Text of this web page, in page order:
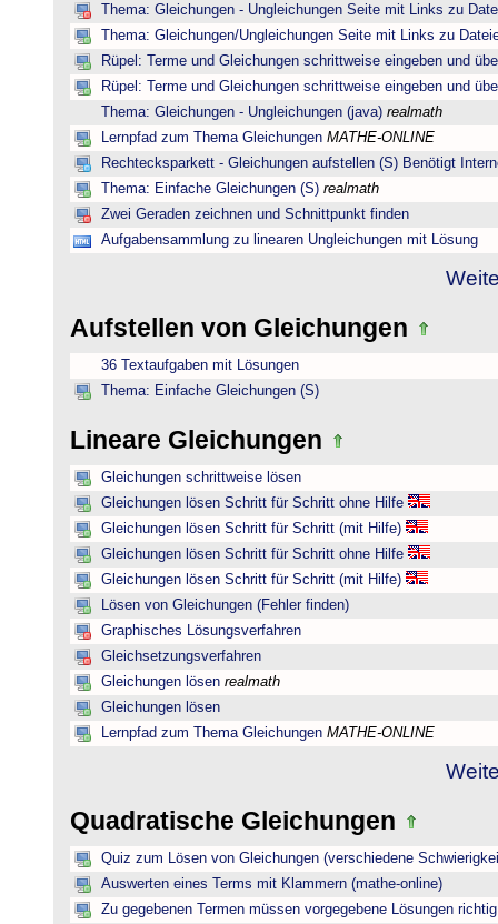
Thema: Gleichungen - Ungleichungen Seite mit Links zu
Thema: Gleichungen/Ungleichungen Seite mit Links zu
Rüpel: Terme und Gleichungen schrittweise eingeben und
Rüpel: Terme und Gleichungen schrittweise eingeben und
Thema: Gleichungen - Ungleichungen (java) realmath
Lernpfad zum Thema Gleichungen MATHE-ONLINE
Rechtecksparkett - Gleichungen aufstellen (S) Benötigt
Thema: Einfache Gleichungen (S) realmath
Zwei Geraden zeichnen und Schnittpunkt finden
Aufgabensammlung zu linearen Ungleichungen mit Lösung
Aufstellen von Gleichungen
36 Textaufgaben mit Lösungen
Thema: Einfache Gleichungen (S)
Lineare Gleichungen
Gleichungen schrittweise lösen
Gleichungen lösen Schritt für Schritt ohne Hilfe
Gleichungen lösen Schritt für Schritt (mit Hilfe)
Gleichungen lösen Schritt für Schritt ohne Hilfe
Gleichungen lösen Schritt für Schritt (mit Hilfe)
Lösen von Gleichungen (Fehler finden)
Graphisches Lösungsverfahren
Gleichsetzungsverfahren
Gleichungen lösen realmath
Gleichungen lösen
Lernpfad zum Thema Gleichungen MATHE-ONLINE
Quadratische Gleichungen
Quiz zum Lösen von Gleichungen (verschiedene
Auswerten eines Terms mit Klammern (mathe-online)
Zu gegebenen Termen müssen vorgegebene Lösungen